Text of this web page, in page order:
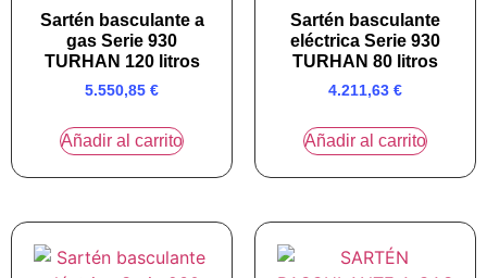
Sartén basculante a
gas Serie 930
TURHAN 120 litros
5.550,85 €
Añadir al carrito
Sartén basculante
eléctrica Serie 930
TURHAN 80 litros
4.211,63 €
Añadir al carrito